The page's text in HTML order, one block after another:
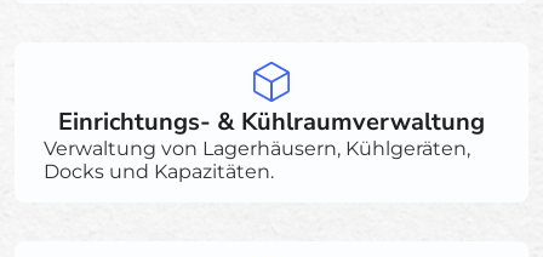
Einrichtungs- & Kühlraumverwaltung
Verwaltung von Lagerhäusern, Kühlgeräten,
Docks und Kapazitäten.